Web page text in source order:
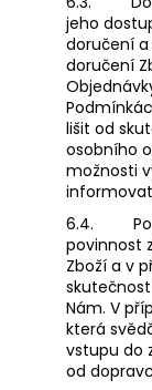
jeho
doručení
doručení
lišit od
osobního
možnosti
6.4.
povinnost
Zboží a v
Nám. V
která
vstupu do
od